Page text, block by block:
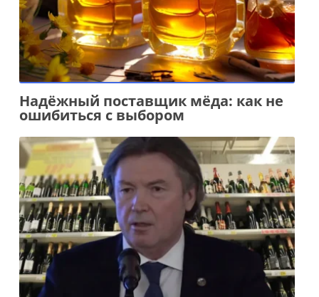
Надёжный поставщик мёда: как не
ошибиться с выбором